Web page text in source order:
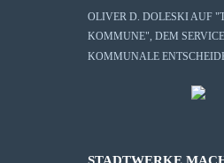
OLIVER D. DOLESKI AUF
KOMMUNE", DEM
KOMMUNALE